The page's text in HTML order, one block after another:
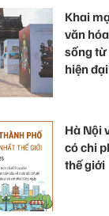
Khai
văn
sống từ
hiện
Hà Nội
có chi
thế giới